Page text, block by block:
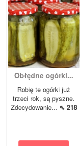
Obłędne ogórki...
Robię te ogórki już
trzeci rok, są pyszne.
Zdecydowanie... ⇖ 218